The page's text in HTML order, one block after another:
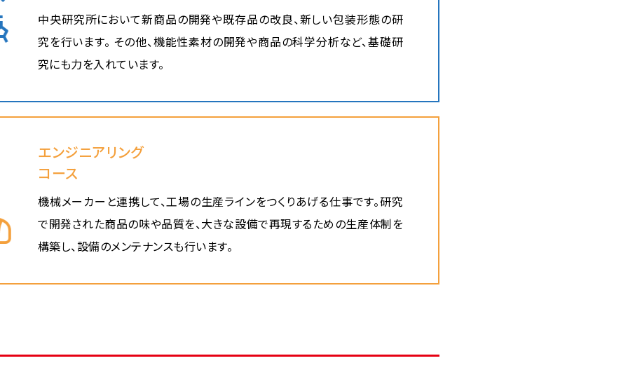
中央研究所において新商品の開発や既存品の改良、新しい包装形態の研
究を行います。 その他、機能性素材の開発や商品の科学分析など、基礎研
究にも力を入れています。
エンジニアリング
コース
機械メーカーと連携して、工場の生産ラインをつくりあげる仕事です。研究
で開発された商品の味や品質を、大きな設備で再現するための生産体制を
構築し、設備のメンテナンスも行います。